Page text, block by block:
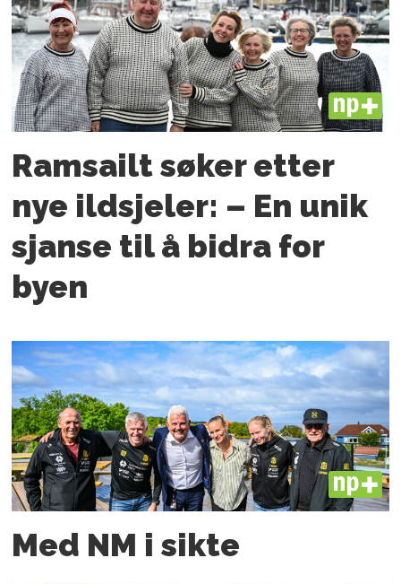
PLUS
Ramsailt søker etter
nye ildsjeler: – En unik
sjanse til å bidra for
byen
PLUS
Med NM i sikte